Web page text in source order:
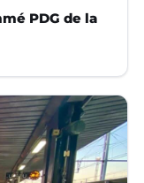
PDG de la